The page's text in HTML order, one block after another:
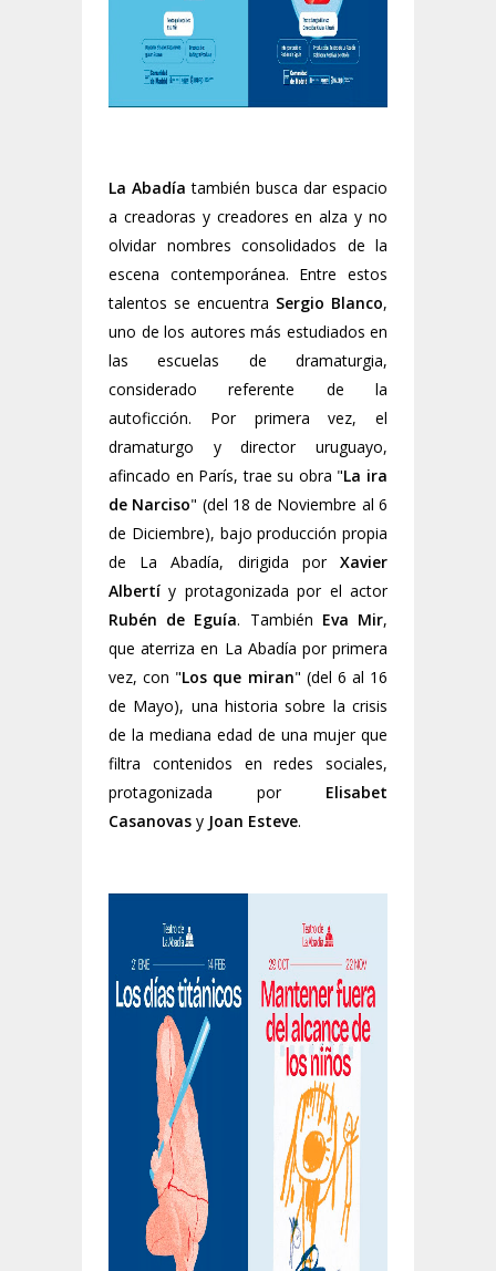
La Abadía también busca dar espacio
a creadoras y creadores en alza y no
olvidar nombres consolidados de la
escena contemporánea. Entre estos
talentos se encuentra Sergio Blanco,
uno de los autores más estudiados en
las escuelas de dramaturgia,
considerado referente de la
autoficción. Por primera vez, el
dramaturgo y director uruguayo,
afincado en París, trae su obra "La ira
de Narciso" (del 18 de Noviembre al 6
de Diciembre), bajo producción propia
de La Abadía, dirigida por Xavier
Albertí y protagonizada por el actor
Rubén de Eguía. También Eva Mir,
que aterriza en La Abadía por primera
vez, con "Los que miran" (del 6 al 16
de Mayo), una historia sobre la crisis
de la mediana edad de una mujer que
filtra contenidos en redes sociales,
protagonizada por Elisabet
Casanovas y Joan Esteve.